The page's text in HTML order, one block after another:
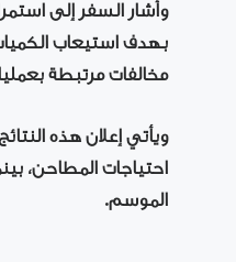
وأشار السفر إلى
بهدف استيعاب
مخالفات مرتبطة
ويأتي إعلان هذه
احتياجات المطاحن،
الموسم.